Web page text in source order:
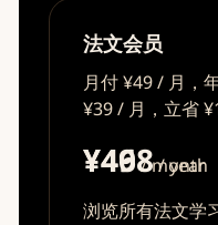
法文会员
月付 ¥49 / 月，
¥39 / 月，立省
¥49/ month
¥468/ year
浏览所有法文学